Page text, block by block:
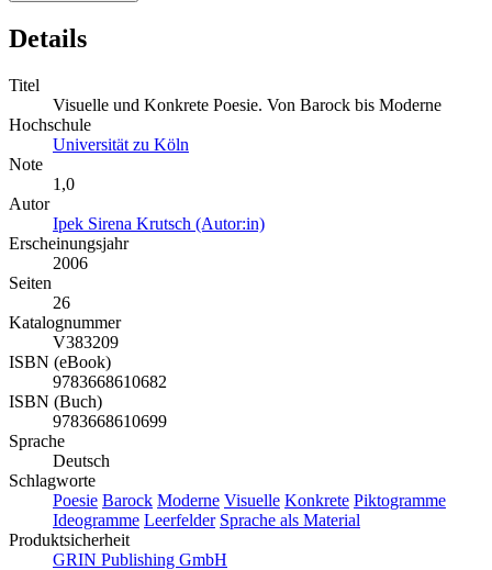
Details
Titel
Visuelle und Konkrete Poesie. Von Barock bis Moderne
Hochschule
Universität zu Köln
Note
1,0
Autor
Ipek Sirena Krutsch (Autor:in)
Erscheinungsjahr
2006
Seiten
26
Katalognummer
V383209
ISBN (eBook)
9783668610682
ISBN (Buch)
9783668610699
Sprache
Deutsch
Schlagworte
Poesie Barock Moderne Visuelle Konkrete Piktogramme
Ideogramme Leerfelder Sprache als Material
Produktsicherheit
GRIN Publishing GmbH